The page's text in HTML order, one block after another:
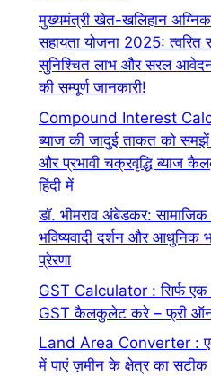
मुख्यमंत्री खेत-खलिहान
सहायता योजना 2025: त्वरित
सुनिश्चित लाभ और सरल आवेदन
की सम्पूर्ण जानकारी!
Compound Interest
ब्याज की जादुई ताकत को
और प्रभावी चक्रवृद्धि ब्याज
हिंदी में
डॉ. भीमराव अंबेडकर: सामाजिक
भविष्यवादी दर्शन और आधुनिक
प्रेरणा
GST Calculator : सिर्फ
GST कैलकुलेट करे – फ्री
Land Area Converter :
में पाएं ज़मीन के क्षेत्र का सटीक